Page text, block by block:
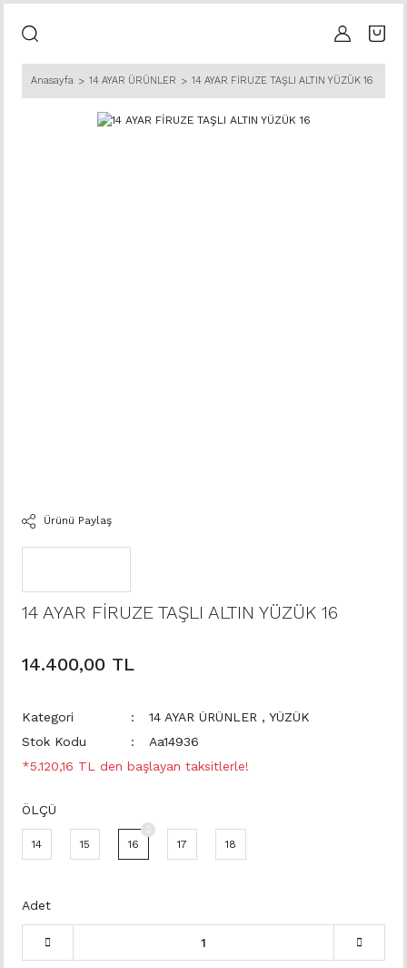
Anasayfa 14 AYAR ÜRÜNLER 14 AYAR FİRUZE TAŞLI ALTIN YÜZÜK 16
Ürünü Paylaş
14 AYAR FİRUZE TAŞLI ALTIN YÜZÜK 16
14.400,00 TL
Kategori 14 AYAR ÜRÜNLER , YÜZÜK
Stok Kodu
Aa14936
*5.120,16 TL den başlayan taksitlerle!
ÖLÇÜ
14 15 16 17 18
Adet